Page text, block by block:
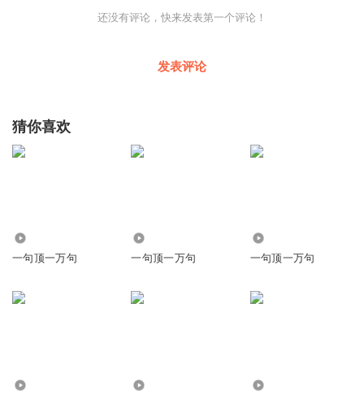
还没有评论，快来发表第一个评论！
发表评论
猜你喜欢
一句顶一万句 一句顶一万句 一句顶一万句